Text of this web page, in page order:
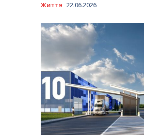
Життя 22.06.2026